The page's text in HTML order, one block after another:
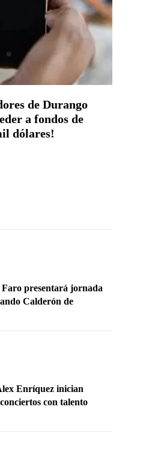
de Durango
a fondos de
dólares!
presentará jornada
Calderón de
Enríquez inician
con talento